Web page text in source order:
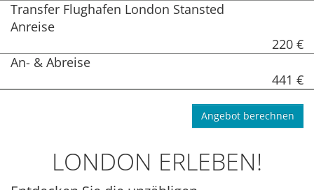
Transfer Flughafen London Stansted
Anreise
220 €
An- & Abreise
441 €
Angebot berechnen
LONDON ERLEBEN!